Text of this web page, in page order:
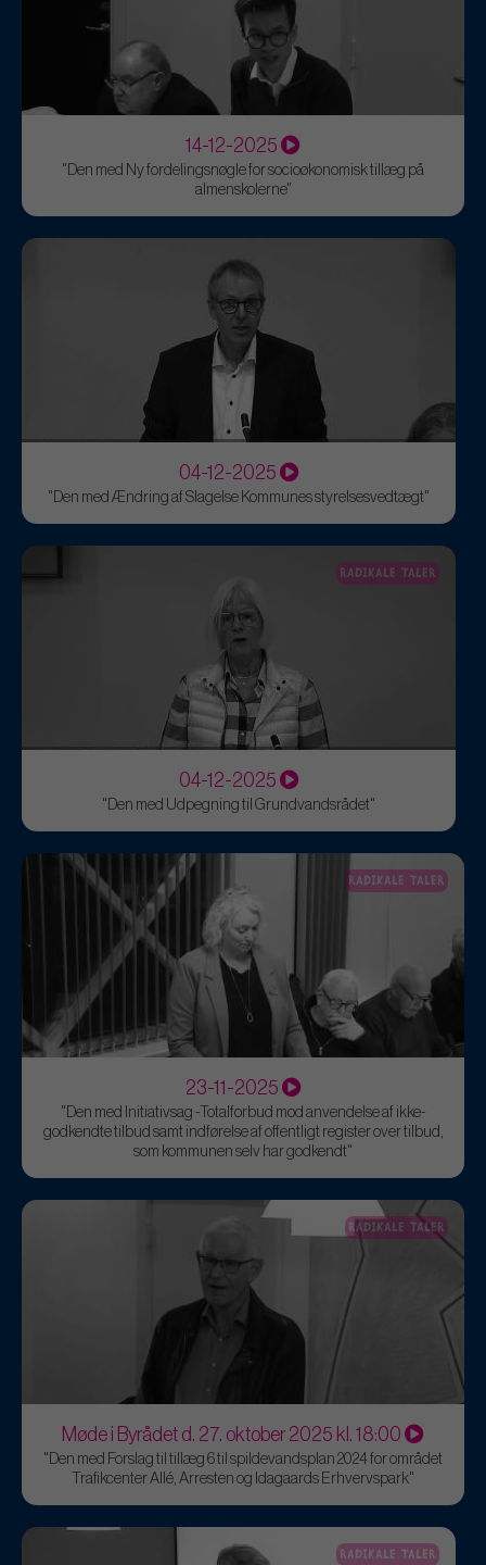
14-12-2025
"Den med Ny fordelingsnøgle for socioøkonomisk tillæg på
almenskolerne"
04-12-2025
"Den med Ændring af Slagelse Kommunes styrelsesvedtægt"
RADIKALE TALER
04-12-2025
"Den med Udpegning til Grundvandsrådet"
RADIKALE TALER
23-11-2025
"Den med Initiativsag -Totalforbud mod anvendelse af ikke-
godkendte tilbud samt indførelse af offentligt register over tilbud,
som kommunen selv har godkendt"
RADIKALE TALER
Møde i Byrådet d. 27. oktober 2025 kl. 18:00
"Den med Forslag til tillæg 6 til spildevandsplan 2024 for området
Trafikcenter Allé, Arresten og Idagaards Erhvervspark"
RADIKALE TALER